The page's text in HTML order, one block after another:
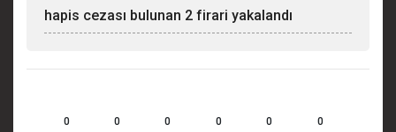
hapis cezası bulunan 2 firari yakalandı
0 0 0 0 0 0